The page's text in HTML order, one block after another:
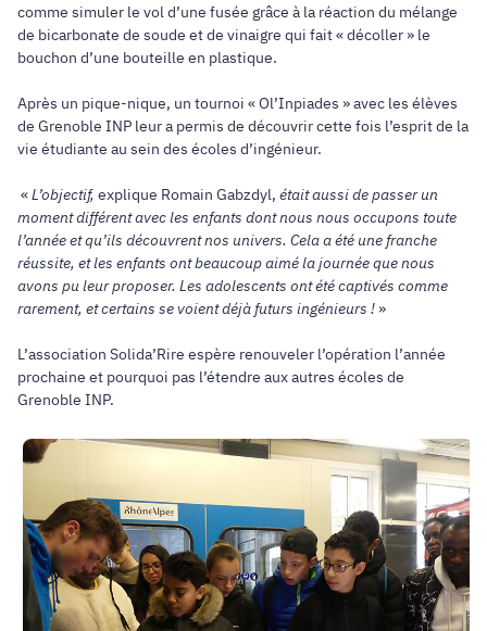
comme simuler le vol d’une fusée grâce à la réaction du mélange
de bicarbonate de soude et de vinaigre qui fait « décoller » le
bouchon d’une bouteille en plastique.
Après un pique-nique, un tournoi « Ol’Inpiades » avec les élèves
de Grenoble INP leur a permis de découvrir cette fois l’esprit de la
vie étudiante au sein des écoles d’ingénieur.
«L’objectif, explique Romain Gabzdyl, était aussi de passer un
moment différent avec les enfants dont nous nous occupons toute
l’année et qu’ils découvrent nos univers. Cela a été une franche
réussite, et les enfants ont beaucoup aimé la journée que nous
avons pu leur proposer. Les adolescents ont été captivés comme
rarement, et certains se voient déjà futurs ingénieurs !»
L’association Solida’Rire espère renouveler l’opération l’année
prochaine et pourquoi pas l’étendre aux autres écoles de
Grenoble INP.